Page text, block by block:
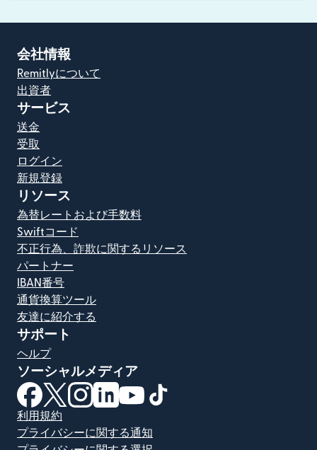
会社情報
Remitlyについて
出資者
サービス
送金
受取
ログイン
新規登録
リソース
為替レートおよび手数料
Swiftコード
不正行為、詐欺に関するリソース
パートナー
IBAN番号
通貨換算ツール
友達に紹介する
サポート
ヘルプ
ソーシャルメディア
（別ウィンドウで開きます）
（別ウィンドウで開きます）
（別ウィンドウで開きます）
（別ウィンドウで開きます）
（別ウィンドウで開きます）
利用規約
プライバシーに関する通知